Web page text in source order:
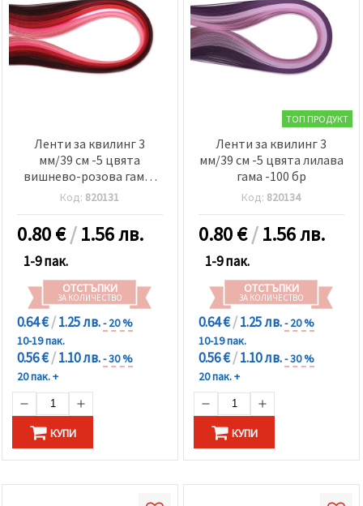
Ленти за квилинг 3
мм/39 см -5 цвята
вишнево-розова гама-
100 бр
Код: 820131
0.80€/1.56 лв.
1-9 пак.
ОТСТЪПКИ
ЗА КОЛИЧЕСТВО
0.64 €/1.25 лв.- 20 %
10-19 пак.
0.56 €/1.10 лв.- 30 %
20 пак. +
КУПИ
ТОП ПРОДУКТ
Ленти за квилинг 3
мм/39 см -5 цвята лилава
гама -100 бр
Код: 820134
0.80€/1.56 лв.
1-9 пак.
ОТСТЪПКИ
ЗА КОЛИЧЕСТВО
0.64 €/1.25 лв.- 20 %
10-19 пак.
0.56 €/1.10 лв.- 30 %
20 пак. +
КУПИ